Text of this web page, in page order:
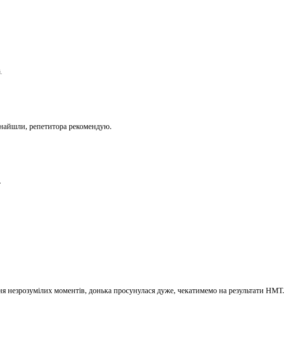
репетитора рекомендую.
незрозумілих моментів, донька просунулася дуже, чекатимемо на результати НМТ.